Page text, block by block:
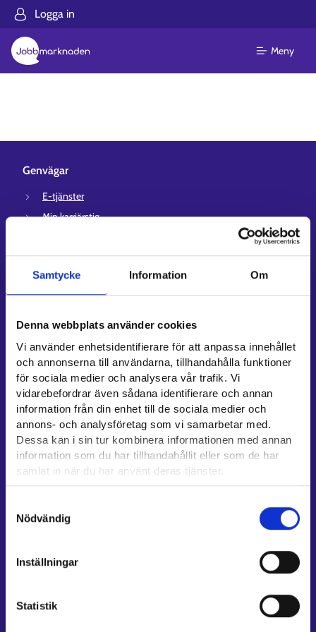
Samtycke Information Om
Denna webbplats använder cookies
Vi använder enhetsidentifierare för att anpassa innehållet
och annonserna till användarna, tillhandahålla funktioner
för sociala medier och analysera vår trafik. Vi
vidarebefordrar även sådana identifierare och annan
information från din enhet till de sociala medier och
annons- och analysföretag som vi samarbetar med.
Dessa kan i sin tur kombinera informationen med annan
information som du har tillhandahållit eller som de har
samlat in när du har använt deras tjänster.
Cookies
Nödvändig
Inställningar
Statistik
Logga in
Meny
Genvägar
E-tjänster
Min karriärstig
Lediga arbetsplatser
Information och aktuellt på andra språk
Kontaktuppgifter till sysselsättningsområden
Stöd för e-tjänster
Information om utkomstskydd för arbetslösa
Rådgivningstjänster för arbetsgivare och företagare
Anvisningar för avsnitten E-tjänster och Min karriärstig
Stöd och respons
Mer information
Arbets- och näringsministeriet⁠
Kompetensstigen⁠